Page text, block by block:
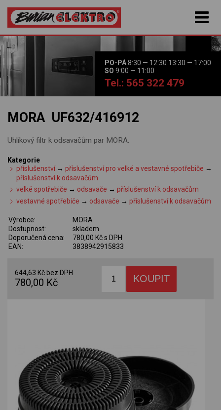
PO-PÁ8:30 — 12:30 13:30 — 17:00
SO 9:00 — 11:00
Tel.: 565 322 479
MORA UF632/416912
Uhlíkový filtr k odsavačům par MORA.
Kategorie
příslušenství →příslušenství pro velké a vestavné spotřebiče →
příslušenství k odsavačům
velké spotřebiče → odsavače →příslušenství k odsavačům
vestavné spotřebiče → odsavače →příslušenství k odsavačům
Výrobce:
MORA
Dostupnost:
skladem
Doporučená cena:
780,00 Kč s DPH
EAN:
3838942915833
644,63 Kč bez DPH
780,00 Kč